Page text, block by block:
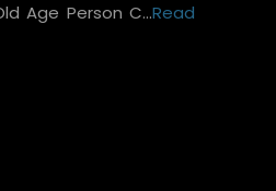
Age Person C...Read